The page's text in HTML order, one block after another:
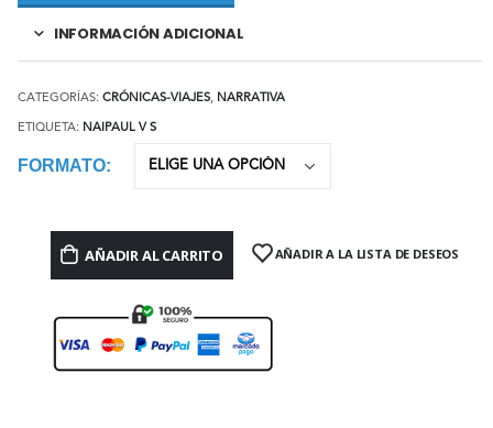
INFORMACIÓN ADICIONAL
CATEGORÍAS: CRÓNICAS-VIAJES, NARRATIVA
ETIQUETA: NAIPAUL V S
FORMATO
AÑADIR AL CARRITO AÑADIR A LA LISTA DE DESEOS